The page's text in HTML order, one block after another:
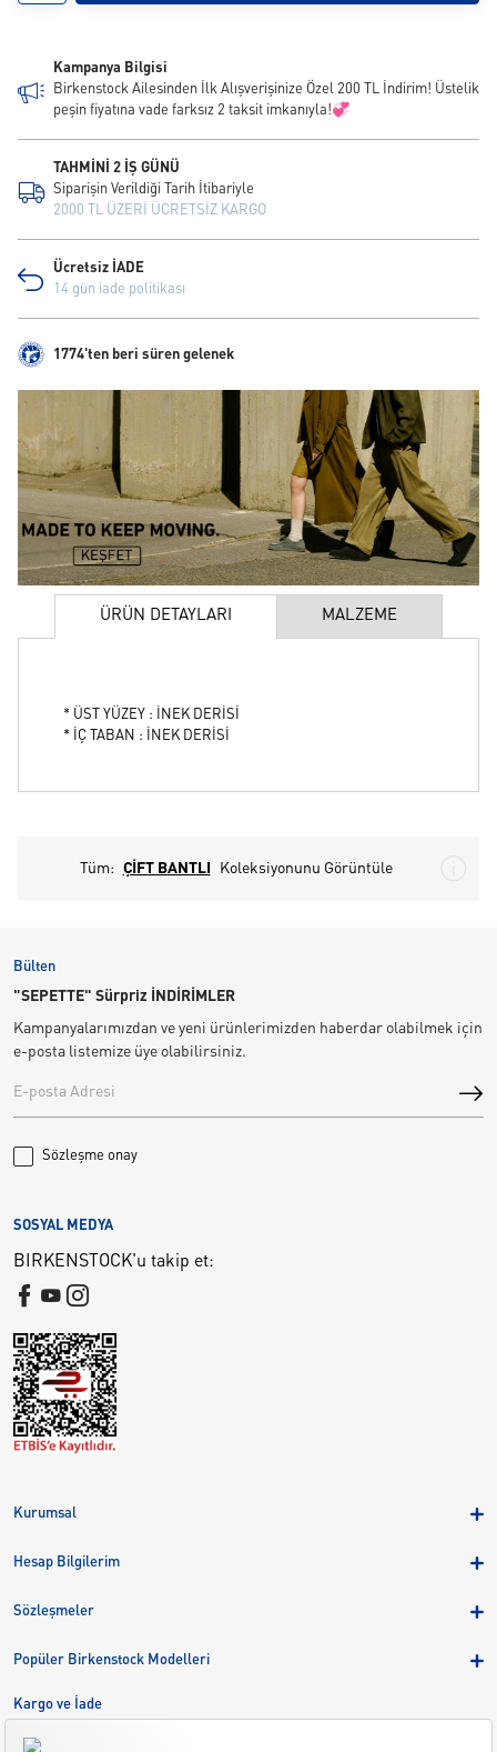
Kampanya Bilgisi
Birkenstock Ailesinden İlk Alışverişinize Özel 200 TL İndirim! Üstelik
peşin fiyatına vade farksız 2 taksit imkanıyla!💞
TAHMİNİ 2 İŞ GÜNÜ
Siparişin Verildiği Tarih İtibariyle
2000 TL ÜZERİ ÜCRETSİZ KARGO
Ücretsiz İADE
14 gün iade politikası
1774'ten beri süren gelenek
ÜRÜN DETAYLARI MALZEME
* ÜST YÜZEY : İNEK DERİSİ
* İÇ TABAN : İNEK DERİSİ
Tüm: ÇİFT BANTLI Koleksiyonunu Görüntüle
Bülten
"SEPETTE" Sürpriz İNDİRİMLER
Kampanyalarımızdan ve yeni ürünlerimizden haberdar olabilmek için
e-posta listemize üye olabilirsiniz.
Sözleşme onay
Kurumsal
Birkenstock Group
Kariyer
Hesap Bilgilerim
Sipariş Takibi
Sözleşmeler
Kargo ve İade
Çerez Tercihlerini Yönetin
Popüler Birkenstock Modelleri
Kargo ve İade
Bize Ulaşın
SOSYAL MEDYA
BIRKENSTOCK'u takip et: